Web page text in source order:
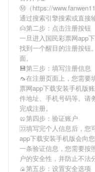
Ⓜ（https://
通过搜索引擎搜索或直接
🙍第二步：点击注册按钮
一旦进入国民彩票网app
找到一个醒目的注册按钮
面。
💾第三步：填写注册信息
🦟在注册页面上，您需要
票网app下载安装手机版
件地址、手机号码等。请
完成注册。
🥨第四步：验证账户
🈁填写完个人信息后，您
app下载安装手机版会向
一条验证信息，您需要按
户的安全性，并防止不法
🍙第五步：设置安全选项